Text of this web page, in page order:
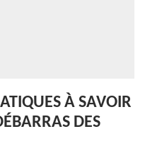
À SAVOIR
DES